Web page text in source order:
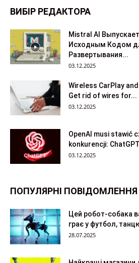
ВИБІР РЕДАКТОРА
Mistral AI
Исходным Кодом
Развертывания...
03.12.2025
Wireless CarPlay
Get rid of wires for...
03.12.2025
OpenAI musi stawić
konkurencji:
03.12.2025
ПОПУЛЯРНІ ПОВІДОМЛЕННЯ
Цей робот-собака
грає у футбол,
28.07.2025